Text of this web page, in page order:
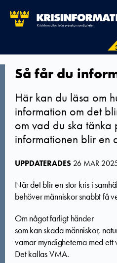
Så får du
Här kan du läsa om
information om det
om vad du ska tänka
informationen blir en
UPPDATERADES 26 MAR
När det blir en stor kris i
behöver människor snabbt få
Om något farligt händer
som kan skada människor,
varnar myndigheterna med
Det kallas VMA.